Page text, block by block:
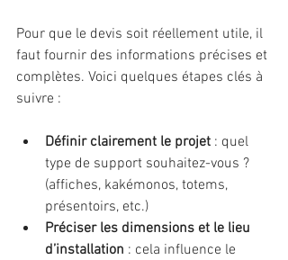
Pour que le devis soit réellement utile, il
faut fournir des informations précises et
complètes. Voici quelques étapes clés à
suivre :
Définir clairement le projet : quel
type de support souhaitez-vous ?
(affiches, kakémonos, totems,
présentoirs, etc.)
Préciser les dimensions et le lieu
d’installation : cela influence le